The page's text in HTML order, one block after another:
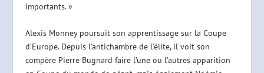
importants. »
Alexis Monney poursuit son apprentissage sur la Coupe
d’Europe. Depuis l’antichambre de l’élite, il voit son
compère Pierre Bugnard faire l’une ou l’autres apparition